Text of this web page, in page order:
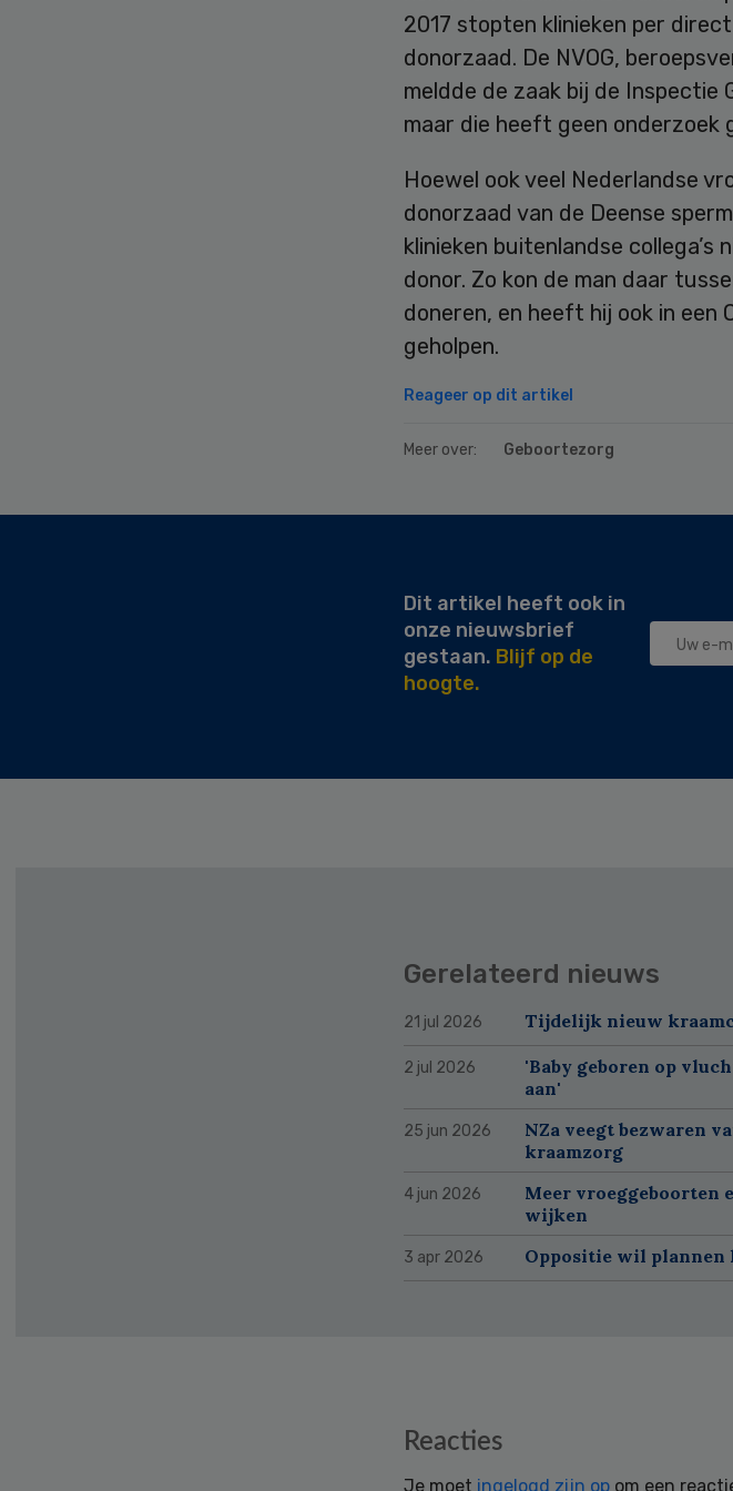
2017 stopten klinieken per
donorzaad. De NVOG,
meldde de zaak bij de Inspectie
maar die heeft geen onderzoek
Hoewel ook veel Nederlandse
donorzaad van de Deense
klinieken buitenlandse
donor. Zo kon de man daar
doneren, en heeft hij ook in een
geholpen.
Reageer op dit artikel
Meer over: Geboortezorg
Dit artikel heeft ook in
onze nieuwsbrief
gestaan. Blijf op de
hoogte.
Gerelateerd nieuws
21 jul 2026 Tijdelijk nieuw
2 jul 2026
'Baby geboren op
aan'
25 jun 2026
NZa veegt bezwaren
kraamzorg
4 jun 2026
Meer vroeggeboorten
wijken
3 apr 2026 Oppositie wil plannen
Reacties
Je moet ingelogd zijn op om een